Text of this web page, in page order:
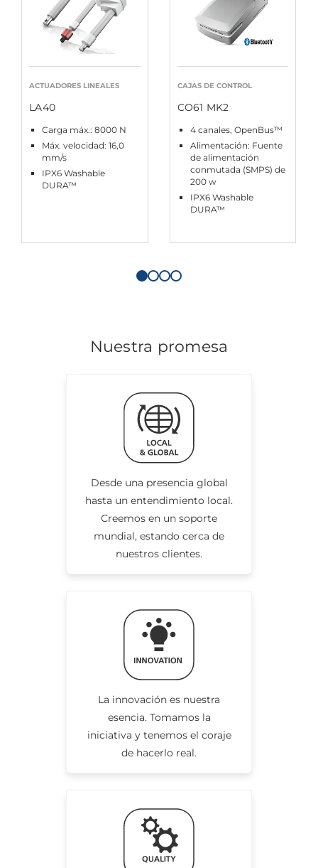
ACTUADORES LINEALES
LA40
Carga máx.: 8000 N
Máx. velocidad: 16,0
mm/s
IPX6 Washable
DURA™
CAJAS DE CONTROL
CO61 MK2
4 canales, OpenBus™
Alimentación: Fuente
de alimentación
conmutada (SMPS) de
200 w
IPX6 Washable
DURA™
Nuestra promesa
Desde una presencia global
hasta un entendimiento local.
Creemos en un soporte
mundial, estando cerca de
nuestros clientes.
La innovación es nuestra
esencia. Tomamos la
iniciativa y tenemos el coraje
de hacerlo real.